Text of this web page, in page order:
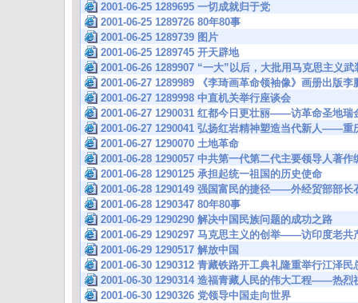
2001-06-25 1289695 一切成就归于党
2001-06-25 1289726 80年80事
2001-06-25 1289739 图片
2001-06-25 1289745 开天辟地
2001-06-26 1289907 “一大”以后，大批用马克思主义
2001-06-27 1289989 《李琦画革命领袖像》画册出版
2001-06-27 1289998 中直机关举行座谈会
2001-06-27 1290031 红都今日更壮丽——访革命圣地瑞
2001-06-27 1290041 弘扬红岩精神塑造当代新人——重
2001-06-27 1290070 土地革命
2001-06-28 1290057 中共第一代第二代主要领导人著
2001-06-28 1290125 承担起统一祖国的历史使命
2001-06-28 1290149 强国富民的捷径——外经贸部部长
2001-06-28 1290347 80年80事
2001-06-29 1290290 解决中国民族问题的成功之路
2001-06-29 1290297 马克思主义的创举——访印度老共
2001-06-29 1290517 解放中国
2001-06-30 1290312 青藏铁路开工典礼隆重举行江泽
2001-06-30 1290314 造福青藏人民的伟大工程——热烈
2001-06-30 1290326 党领导中国走向世界